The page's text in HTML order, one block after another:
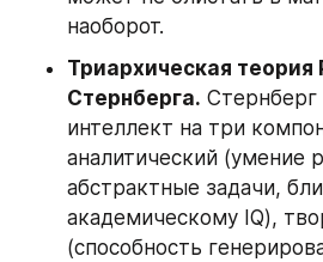
наоборот.
Триархическая теория
Стернберга. Стернберг
интеллект на три
аналитический (умение
абстрактные задачи,
академическому IQ),
(способность